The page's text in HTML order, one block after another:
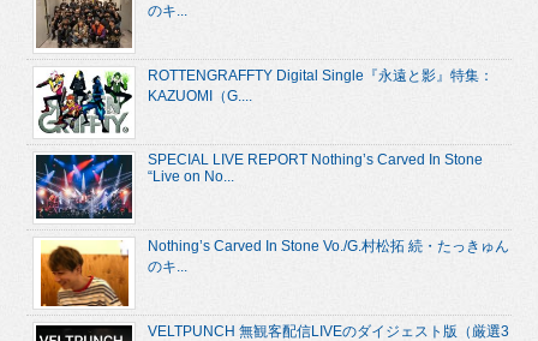
のキ...
ROTTENGRAFFTY Digital Single『永遠と影』特集：
KAZUOMI（G....
SPECIAL LIVE REPORT Nothing’s Carved In Stone
“Live on No...
Nothing’s Carved In Stone Vo./G.村松拓 続・たっきゅん
のキ...
VELTPUNCH 無観客配信LIVEのダイジェスト版（厳選3